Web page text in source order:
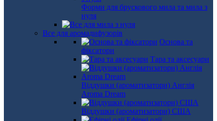
Форми для брускового мила та мила з
нуля
Все для аромадифузорів
Основа та
фіксатори
Тара та аксесуари
Віддушки (ароматизатори) Англія
Aroma Dream
Віддушки (ароматизатори) США